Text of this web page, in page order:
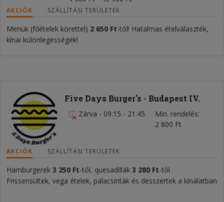
AKCIÓK SZÁLLÍTÁSI TERÜLETEK
Menük (főételek körettel) 2 650 Ft-tól! Hatalmas ételválaszték,
kínai különlegességek!
Five Days Burger's - Budapest IV.
Zárva - 09:15 - 21:45
Min. rendelés
2 800 Ft
AKCIÓK SZÁLLÍTÁSI TERÜLETEK
Hamburgerek 3 250 Ft-tól, quesadillák 3 280 Ft-tól
Frissensültek, vega ételek, palacsinták és desszertek a kínálatban